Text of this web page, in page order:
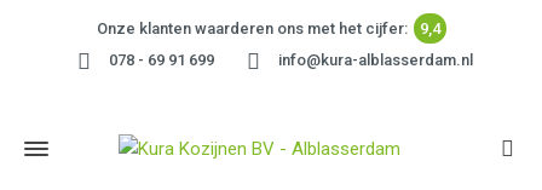
Onze klanten waarderen ons met het cijfer:
9,4
078 - 69 91 699
info@kura-alblasserdam.nl